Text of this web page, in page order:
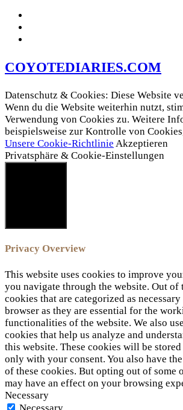
COYOTEDIARIES.COM
Datenschutz & Cookies: Diese Website
Wenn du die Website weiterhin nutzt,
Verwendung von Cookies zu. Weitere
beispielsweise zur Kontrolle von
Unsere Cookie-Richtlinie Akzeptieren
Privatsphäre & Cookie-Einstellungen
Privacy Overview
This website uses cookies to improve
you navigate through the website. Out of
cookies that are categorized as
browser as they are essential for the
functionalities of the website. We also
cookies that help us analyze and
this website. These cookies will be
only with your consent. You also have
of these cookies. But opting out of some
may have an effect on your browsing
Necessary
Necessary